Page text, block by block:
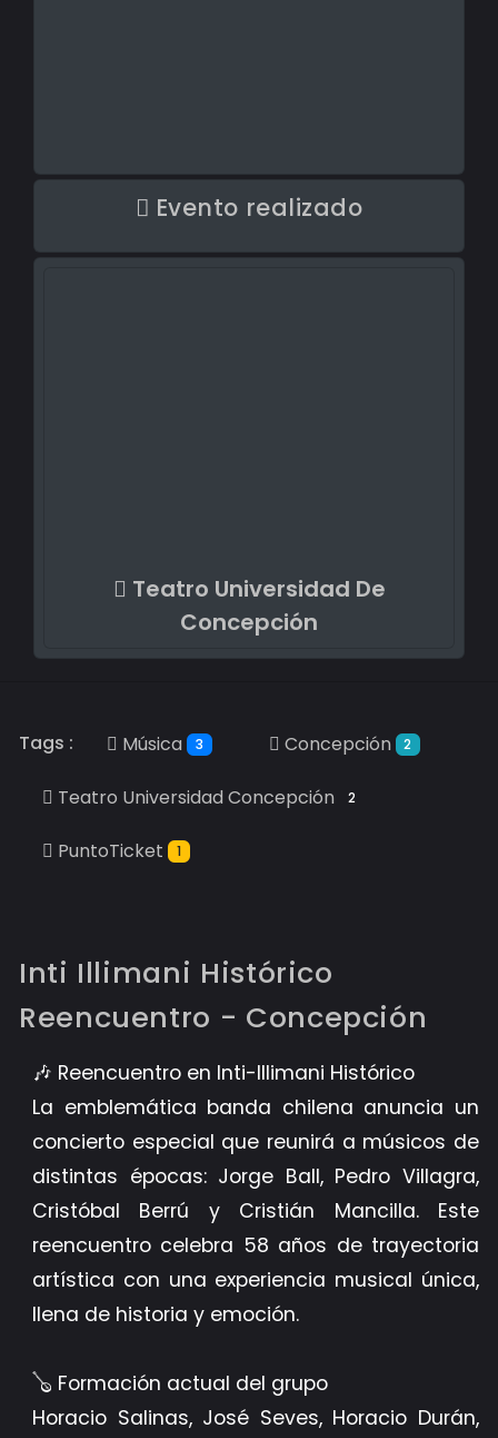
Evento realizado
Teatro Universidad De
Concepción
Tags : Música 3 Concepción 2
Teatro Universidad Concepción 2
PuntoTicket 1
Inti Illimani Histórico
Reencuentro - Concepción
🎶 Reencuentro en Inti-Illimani Histórico
La emblemática banda chilena anuncia un
concierto especial que reunirá a músicos de
distintas épocas: Jorge Ball, Pedro Villagra,
Cristóbal Berrú y Cristián Mancilla. Este
reencuentro celebra 58 años de trayectoria
artística con una experiencia musical única,
llena de historia y emoción.
🪕 Formación actual del grupo
Horacio Salinas, José Seves, Horacio Durán,